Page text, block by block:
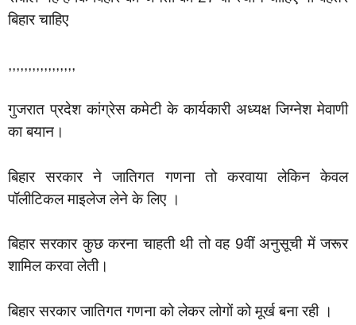
बिहार चाहिए
,,,,,,,,,,,,,,,,,
गुजरात प्रदेश कांग्रेस कमेटी के कार्यकारी अध्यक्ष जिग्नेश मेवाणी
का बयान।
बिहार सरकार ने जातिगत गणना तो करवाया लेकिन केवल
पॉलीटिकल माइलेज लेने के लिए ।
बिहार सरकार कुछ करना चाहती थी तो वह 9वीं अनुसूची में जरूर
शामिल करवा लेती।
बिहार सरकार जातिगत गणना को लेकर लोगों को मूर्ख बना रही ।